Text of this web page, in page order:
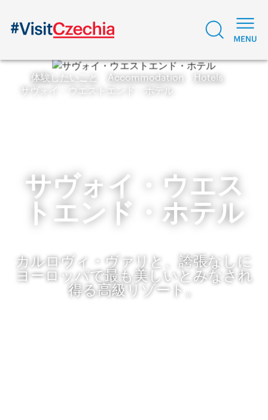
体験したいこと Accommodation
Hotels
サヴォイ・ウエストエンド・ホテル
サヴォイ・ウエス
トエンド・ホテル
カルロヴィ・ヴァリと、誇張なしに
ヨーロッパで最も美しいとみなされ
得る高級リゾート。